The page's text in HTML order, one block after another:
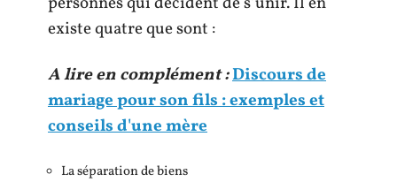
existe quatre que sont :
A lire en complément :Discours de
mariage pour son fils : exemples et
conseils d'une mère
La séparation de biens